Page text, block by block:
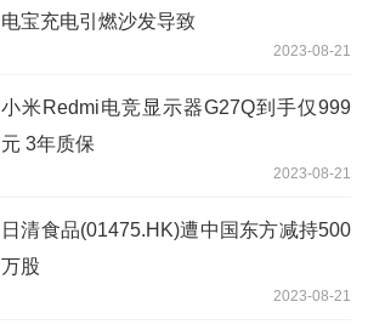
电宝充电引燃沙发导致
2023-08-21
小米Redmi电竞显示器G27Q到手仅999
元 3年质保
2023-08-21
日清食品(01475.HK)遭中国东方减持500
万股
2023-08-21